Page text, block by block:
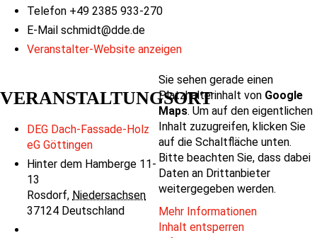
Telefon +49 2385 933-270
E-Mail schmidt@dde.de
Veranstalter-Website anzeigen
VERANSTALTUNGSORT
DEG Dach-Fassade-Holz
eG Göttingen
Hinter dem Hamberge 11-
13
Rosdorf, Niedersachsen
37124 Deutschland
Sie sehen gerade einen
Platzhalterinhalt von Google
Maps. Um auf den eigentlichen
Inhalt zuzugreifen, klicken Sie
auf die Schaltfläche unten.
Bitte beachten Sie, dass dabei
Daten an Drittanbieter
weitergegeben werden.
Mehr Informationen
Inhalt entsperren